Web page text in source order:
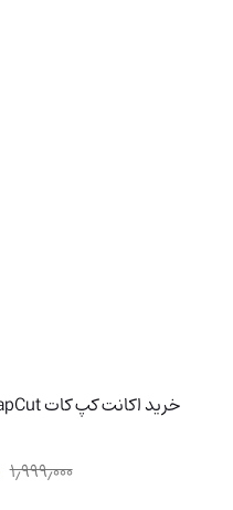
خرید اکانت کپ کات CapCut پرو شارژ آنی (با 97% تخفیف)
۱٫۹۹۹٫۰۰۰